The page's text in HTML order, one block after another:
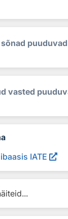
puuduvad
vasted
IATE